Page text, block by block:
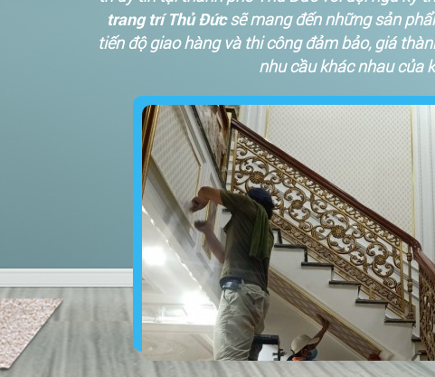
trang trí Thủ Đứcsẽ mang đến những sản
tiến độ giao hàng và thi công đảm bảo, giá
nhu cầu khác nhau của